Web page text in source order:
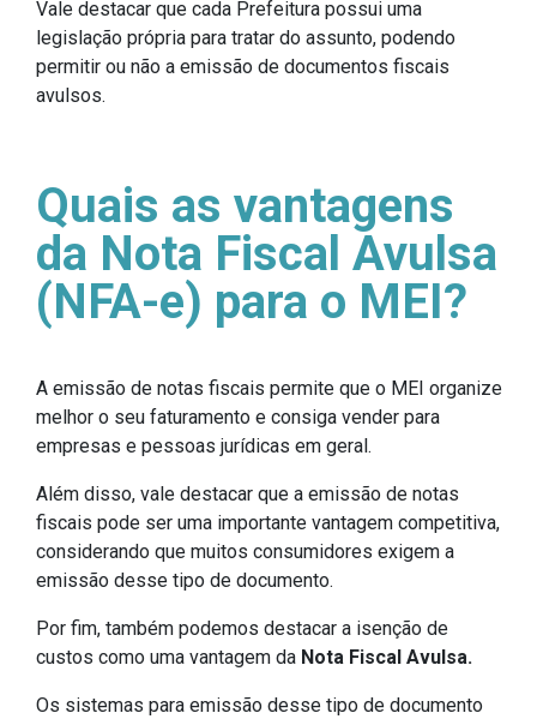
Vale destacar que cada Prefeitura possui uma
legislação própria para tratar do assunto, podendo
permitir ou não a emissão de documentos fiscais
avulsos.
Quais as vantagens
da Nota Fiscal Avulsa
(NFA-e) para o MEI?
A emissão de notas fiscais permite que o MEI organize
melhor o seu faturamento e consiga vender para
empresas e pessoas jurídicas em geral.
Além disso, vale destacar que a emissão de notas
fiscais pode ser uma importante vantagem competitiva,
considerando que muitos consumidores exigem a
emissão desse tipo de documento.
Por fim, também podemos destacar a isenção de
custos como uma vantagem da Nota Fiscal Avulsa.
Os sistemas para emissão desse tipo de documento